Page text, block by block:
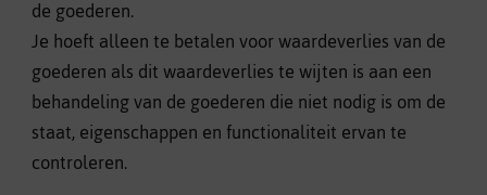
de goederen.
Je hoeft alleen te betalen voor waardeverlies van de
goederen als dit waardeverlies te wijten is aan een
behandeling van de goederen die niet nodig is om de
staat, eigenschappen en functionaliteit ervan te
controleren.